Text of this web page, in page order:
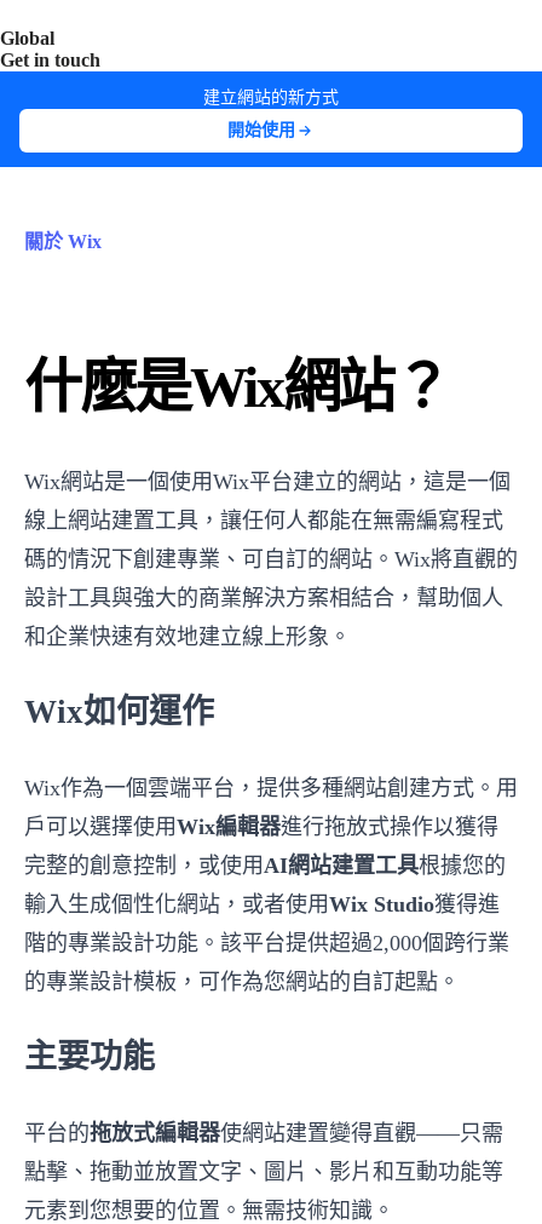
Global
Get in touch
建立網站的新方式
開始使用
關於 Wix
什麼是Wix網站？
Wix網站是一個使用Wix平台建立的網站，這是一個
線上網站建置工具，讓任何人都能在無需編寫程式
碼的情況下創建專業、可自訂的網站。Wix將直觀的
設計工具與強大的商業解決方案相結合，幫助個人
和企業快速有效地建立線上形象。
Wix如何運作
Wix作為一個雲端平台，提供多種網站創建方式。用
戶可以選擇使用Wix編輯器進行拖放式操作以獲得
完整的創意控制，或使用 AI網站建置工具根據您的
輸入生成個性化網站，或者使用Wix Studio獲得進
階的專業設計功能。該平台提供超過2,000個跨行業
的專業設計模板，可作為您網站的自訂起點。
主要功能
平台的拖放式編輯器使網站建置變得直觀——只需
點擊、拖動並放置文字、圖片、影片和互動功能等
元素到您想要的位置。無需技術知識。